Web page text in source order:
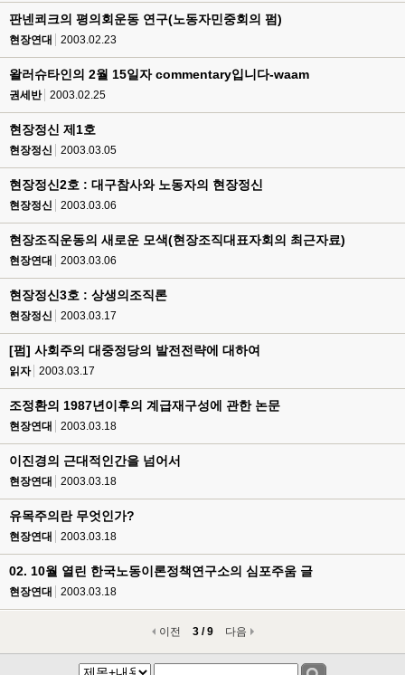
판넨쾨크의 평의회운동 연구(노동자민중회의 펌)
현장연대 2003.02.23
왈러슈타인의 2월 15일자 commentary입니다-waam
권세반 2003.02.25
현장정신 제1호
현장정신 2003.03.05
현장정신2호 : 대구참사와 노동자의 현장정신
현장정신 2003.03.06
현장조직운동의 새로운 모색(현장조직대표자회의 최근자료)
현장연대 2003.03.06
현장정신3호 : 상생의조직론
현장정신 2003.03.17
[펌] 사회주의 대중정당의 발전전략에 대하여
읽자 2003.03.17
조정환의 1987년이후의 계급재구성에 관한 논문
현장연대 2003.03.18
이진경의 근대적인간을 넘어서
현장연대 2003.03.18
유목주의란 무엇인가?
현장연대 2003.03.18
02. 10월 열린 한국노동이론정책연구소의 심포주움 글
현장연대 2003.03.18
이전 3 / 9 다음